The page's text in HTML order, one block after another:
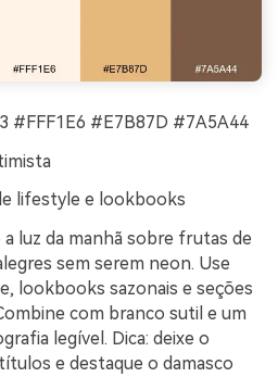
#FFF1E6 #E7B87D #7A5A44
lifestyle e lookbooks
luz da manhã sobre frutas de
sem serem neon. Use
lookbooks sazonais e seções
com branco sutil e um
legível. Dica: deixe o
e destaque o damasco